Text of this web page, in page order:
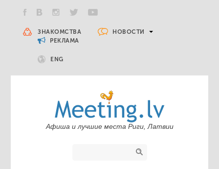
ЗНАКОМСТВА
НОВОСТИ
РЕКЛАМА
ENG
Афиша и лучшие места Риги, Латвии